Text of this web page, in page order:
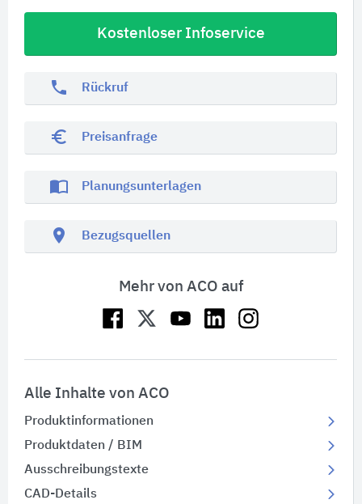
Kostenloser Infoservice
phone Rückruf
euro_symbol Preisanfrage
import_contacts Planungsunterlagen
location_on Bezugsquellen
Mehr von ACO auf
Alle Inhalte von ACO
Produktinformationen
Produktdaten / BIM
Ausschreibungstexte
CAD-Details